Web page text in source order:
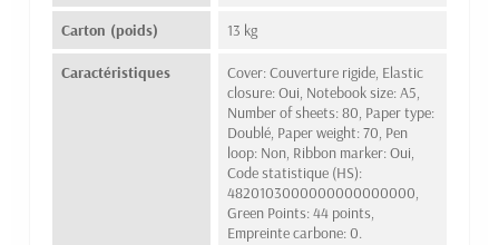
Carton (poids) 13 kg
Caractéristiques
Cover: Couverture rigide, Elastic
closure: Oui, Notebook size: A5,
Number of sheets: 80, Paper type:
Doublé, Paper weight: 70, Pen
loop: Non, Ribbon marker: Oui,
Code statistique (HS):
4820103000000000000000,
Green Points: 44 points,
Empreinte carbone: 0.